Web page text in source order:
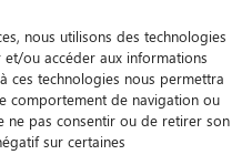
nous utilisons des technologies
ou accéder aux informations
ces technologies nous permettra
comportement de navigation ou
ne pas consentir ou de retirer son
sur certaines
de ce site